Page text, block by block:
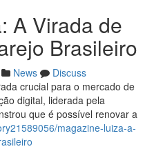
A Virada de
Brasileiro
News
Discuss
crucial para o mercado de
digital, liderada pela
que é possível renovar a
magazine-luiza-a-